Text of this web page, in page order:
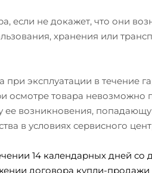
если не докажет, что они
хранения или
при эксплуатации в течение
осмотре товара
возникновения,
в условиях сервисного
14 календарных дней со
договора купли-